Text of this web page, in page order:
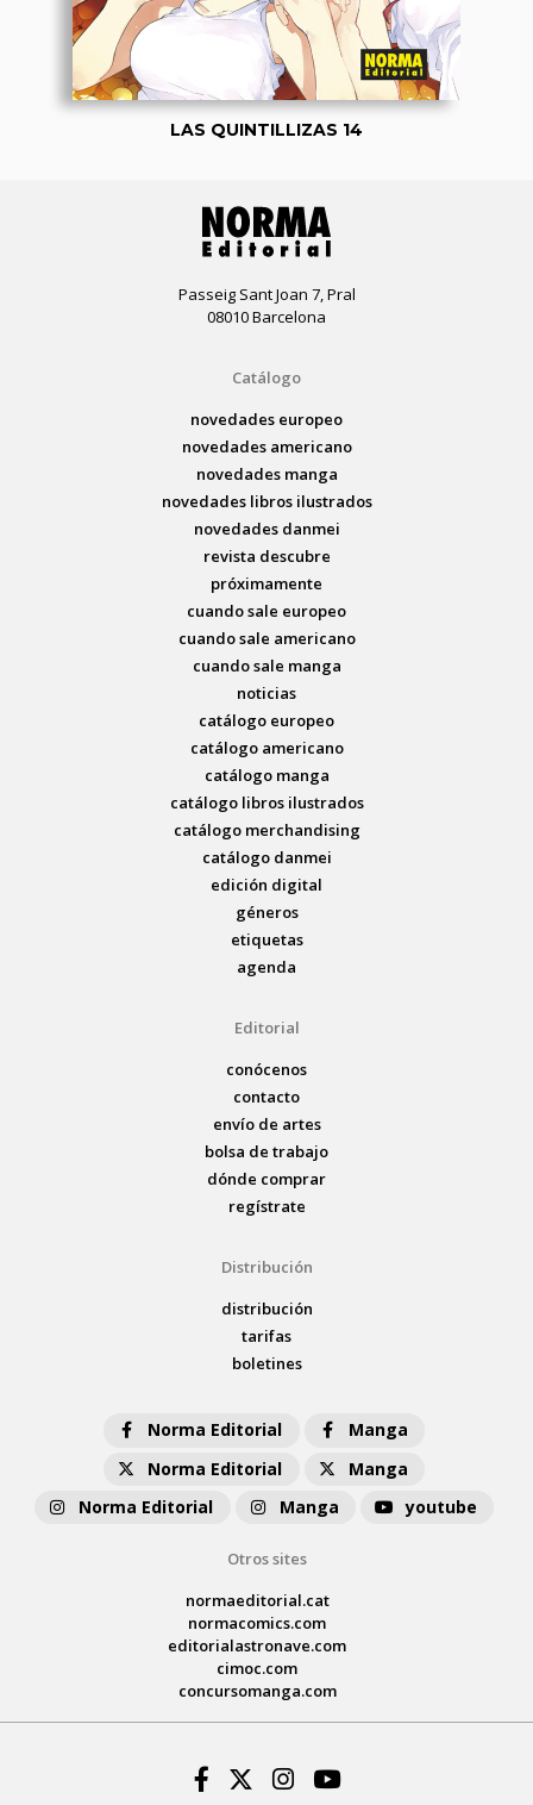
LAS QUINTILLIZAS 14
Passeig Sant Joan 7, Pral
08010 Barcelona
Catálogo
novedades europeo
novedades americano
novedades manga
novedades libros ilustrados
novedades danmei
revista descubre
próximamente
cuando sale europeo
cuando sale americano
cuando sale manga
noticias
catálogo europeo
catálogo americano
catálogo manga
catálogo libros ilustrados
catálogo merchandising
catálogo danmei
edición digital
géneros
etiquetas
agenda
Editorial
conócenos
contacto
envío de artes
bolsa de trabajo
dónde comprar
regístrate
Distribución
distribución
tarifas
boletines
Norma Editorial
Manga
Norma Editorial
Manga
Norma Editorial
Manga youtube
Otros sites
normaeditorial.cat
normacomics.com
editorialastronave.com
cimoc.com
concursomanga.com
Facebook
Twitter
Instagram
Youtube